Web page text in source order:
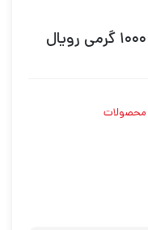
راسته با استخوان گوسفندی ۱۰۰۰ گرمی رویال
محصولات